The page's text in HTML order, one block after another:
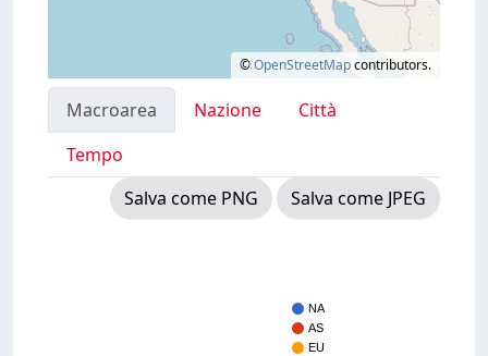
©OpenStreetMapcontributors.
Macroarea Nazione
Città
Tempo
Salva come PNG
Salva come JPEG
NA
AS
EU